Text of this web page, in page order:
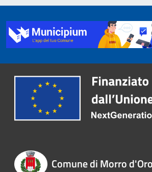
Comune di Morro d'Oro